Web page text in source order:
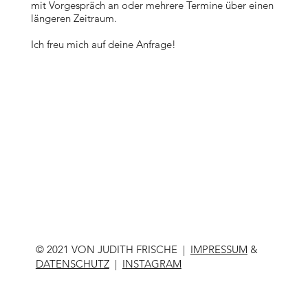
mit Vorgespräch an oder mehrere Termine über einen
längeren Zeitraum.
Ich freu mich auf deine Anfrage!
© 2021 VON JUDITH FRISCHE | IMPRESSUM &
DATENSCHUTZ| INSTAGRAM